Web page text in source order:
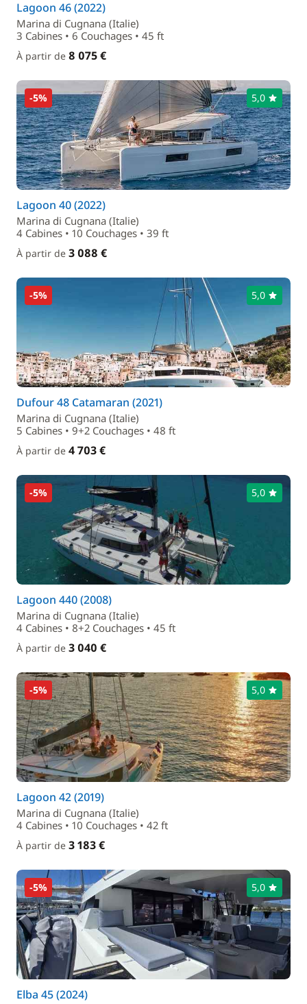
Lagoon 46 (2022)
Marina di Cugnana (Italie)
3 Cabines • 6 Couchages • 45 ft
À partir de 8 075 €
-5% 5,0
Lagoon 40 (2022)
Marina di Cugnana (Italie)
4 Cabines • 10 Couchages • 39 ft
À partir de 3 088 €
-5% 5,0
Dufour 48 Catamaran (2021)
Marina di Cugnana (Italie)
5 Cabines • 9+2 Couchages • 48 ft
À partir de 4 703 €
-5% 5,0
Lagoon 440 (2008)
Marina di Cugnana (Italie)
4 Cabines • 8+2 Couchages • 45 ft
À partir de 3 040 €
-5% 5,0
Lagoon 42 (2019)
Marina di Cugnana (Italie)
4 Cabines • 10 Couchages • 42 ft
À partir de 3 183 €
-5% 5,0
Elba 45 (2024)